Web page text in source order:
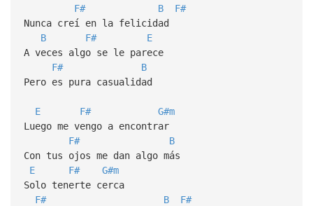
F#
B
F#
Nunca creí en la felicidad
B
F#
E
A veces algo se le parece
F#
B
Pero es pura casualidad
E F#
G#m
Luego me vengo a encontrar
F#
B
Con tus ojos me dan algo más
E
F#
G#m
Solo tenerte cerca
F#
B
F#